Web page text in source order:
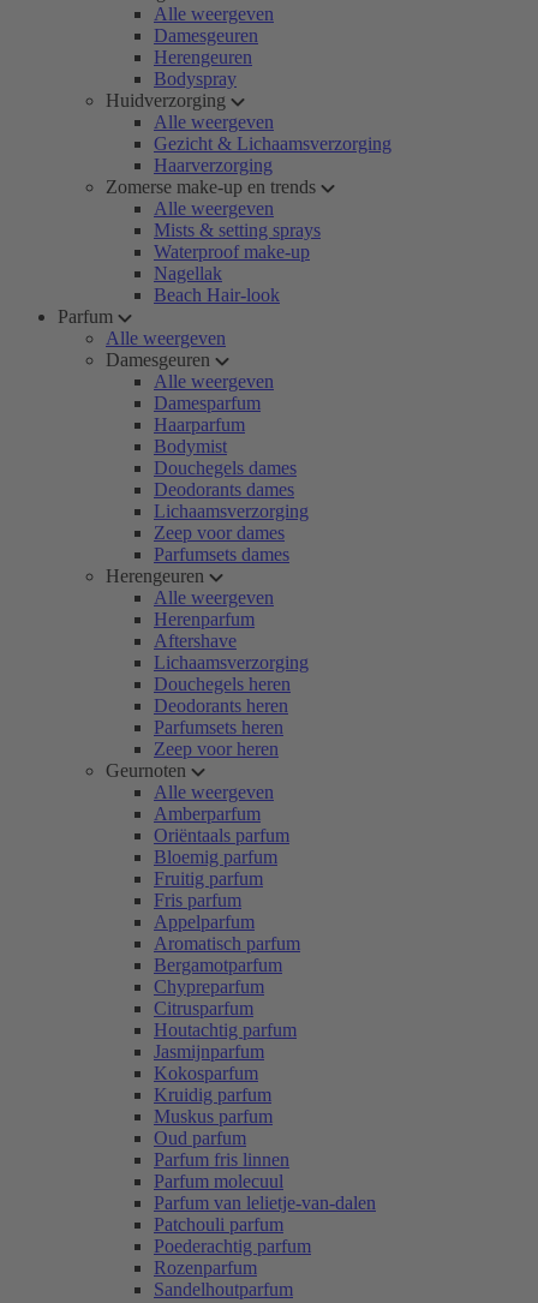
Alle weergeven
Damesgeuren
Herengeuren
Bodyspray
Huidverzorging
Alle weergeven
Gezicht & Lichaamsverzorging
Haarverzorging
Zomerse make-up en trends
Alle weergeven
Mists & setting sprays
Waterproof make-up
Nagellak
Beach Hair-look
Parfum
Alle weergeven
Damesgeuren
Alle weergeven
Damesparfum
Haarparfum
Bodymist
Douchegels dames
Deodorants dames
Lichaamsverzorging
Zeep voor dames
Parfumsets dames
Herengeuren
Alle weergeven
Herenparfum
Aftershave
Lichaamsverzorging
Douchegels heren
Deodorants heren
Parfumsets heren
Zeep voor heren
Geurnoten
Alle weergeven
Amberparfum
Oriëntaals parfum
Bloemig parfum
Fruitig parfum
Fris parfum
Appelparfum
Aromatisch parfum
Bergamotparfum
Chypreparfum
Citrusparfum
Houtachtig parfum
Jasmijnparfum
Kokosparfum
Kruidig parfum
Muskus parfum
Oud parfum
Parfum fris linnen
Parfum molecuul
Parfum van lelietje-van-dalen
Patchouli parfum
Poederachtig parfum
Rozenparfum
Sandelhoutparfum